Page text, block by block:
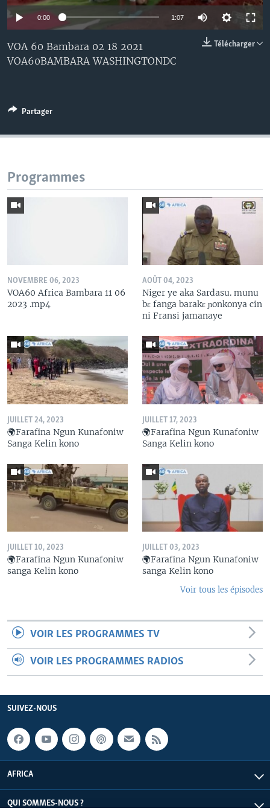
0:00 1:07
Télécharger
VOA 60 Bambara 02 18 2021
VOA60BAMBARA WASHINGTONDC
Partager
Programmes
NOVEMBRE 06, 2023
VOA60 Africa Bambara 11 06
2023 .mp4
AOÛT 04, 2023
Niger ye aka Sardasu. munu
bɛ fanga barakɛ ɲonkonya cin
ni Fransi jamanaye
JUILLET 24, 2023
🌍Farafina Ngun Kunafoniw
Sanga Kelin kono
JUILLET 17, 2023
🌍Farafina Ngun Kunafoniw
Sanga Kelin kono
JUILLET 10, 2023
🌍Farafina Ngun Kunafoniw
sanga Kelin kono
JUILLET 03, 2023
🌍Farafina Ngun Kunafoniw
sanga Kelin kono
Voir tous les épisodes
VOIR LES PROGRAMMES TV
VOIR LES PROGRAMMES RADIOS
SUIVEZ-NOUS
AFRICA
QUI SOMMES-NOUS ?